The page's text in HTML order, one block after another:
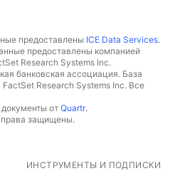
предоставлены ICE Data Services.
предоставлены компанией
Research Systems Inc.
банковская ассоциация. База
Research Systems Inc. Все
от Quartr.
защищены.
ИНСТРУМЕНТЫ И ПОДПИСКИ